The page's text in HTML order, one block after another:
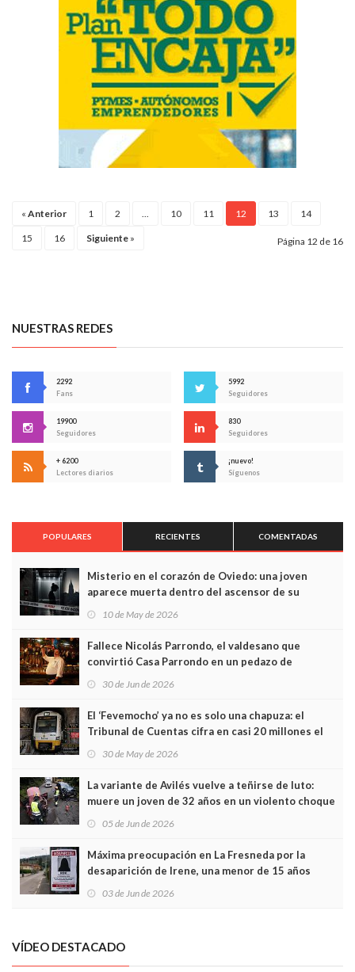
« Anterior 1 2 ... 10 11 12 13 14
15 16 Siguiente » Página 12 de 16
NUESTRAS REDES
2292
Fans
5992
Seguidores
19900
Seguidores
830
Seguidores
+ 6200
Lectores diarios
¡nuevo!
Síguenos
POPULARES RECIENTES COMENTADAS
Misterio en el corazón de Oviedo: una joven
aparece muerta dentro del ascensor de su
edificio y las cámaras captan sus últimos minutos
10 de May de 2026
Fallece Nicolás Parrondo, el valdesano que
convirtió Casa Parrondo en un pedazo de
Asturias en Madrid
30 de Jun de 2026
El ‘Fevemocho’ ya no es solo una chapuza: el
Tribunal de Cuentas cifra en casi 20 millones el
sobrecoste de los trenes que no cabían por los
30 de May de 2026
La variante de Avilés vuelve a teñirse de luto:
muere un joven de 32 años en un violento choque
frontal
05 de Jun de 2026
Máxima preocupación en La Fresneda por la
desaparición de Irene, una menor de 15 años
03 de Jun de 2026
VÍDEO DESTACADO